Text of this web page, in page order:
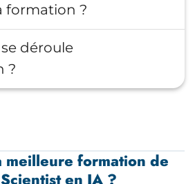
formation ?
déroule
?
meilleure formation de
en IA ?